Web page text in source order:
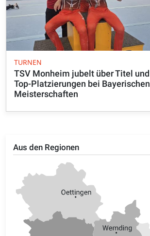
Aus den Regionen
TURNEN
TSV Monheim jubelt über Titel und
Top-Platzierungen bei Bayerischen
Meisterschaften